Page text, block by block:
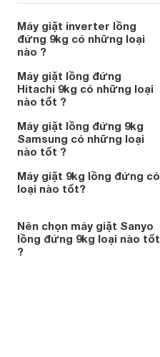
Máy giặt inverter lồng
đứng 9kg có những loại
nào ?
Máy giặt lồng đứng
Hitachi 9kg có những loại
nào tốt ?
Máy giặt lồng đứng 9kg
Samsung có những loại
nào tốt ?
Máy giặt 9kg lồng đứng có
loại nào tốt?
Nên chọn máy giặt Sanyo
lồng đứng 9kg loại nào tốt
?